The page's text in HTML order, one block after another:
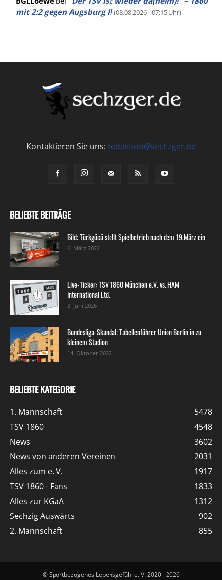
mit 2:2 gegen Augsburg II (08.08.2026 - 07:15 Uhr)
Kontaktieren Sie uns: redaktion@sechzger.de
BELIEBTE BEITRÄGE
Bild: Türkgücü stellt Spielbetrieb nach dem 19.März ein
6. März 2022
Live-Ticker: TSV 1860 München e.V. vs. HAM
International Ltd.
3. Juni 2026
Bundesliga-Skandal: Tabellenführer Union Berlin in zu
kleinem Stadion
14. Oktober 2022
BELIEBTE KATEGORIE
1. Mannschaft
5478
TSV 1860
4548
News
3602
News von anderen Vereinen
2031
Alles zum e. V.
1917
TSV 1860 - Fans
1833
Alles zur KGaA
1312
Sechzig Auswärts
902
2. Mannschaft
855
© Sportbezogenes Lebensgefühl e. V. 2020 - 2026